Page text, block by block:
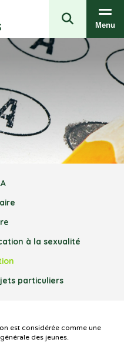
Menu
à la sexualité
particuliers
est considérée comme une
des jeunes.